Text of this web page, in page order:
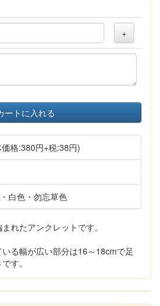
+
ートに入れる
格:380円+税:38円)
白色・勿忘草色
れたアンクレットです。
る幅が広い部分は16～18cmで足
す。